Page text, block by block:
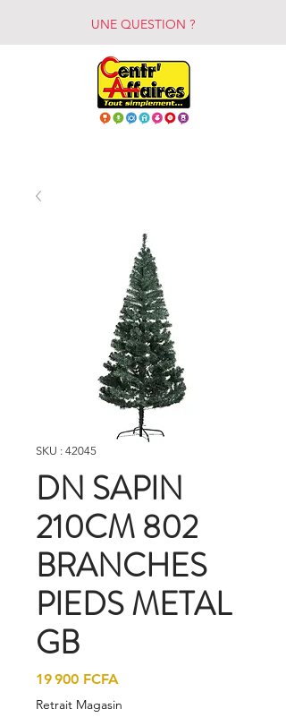
UNE QUESTION ?
SKU : 42045
DN SAPIN
210CM 802
BRANCHES
PIEDS METAL
GB
19 900 FCFA
Retrait Magasin